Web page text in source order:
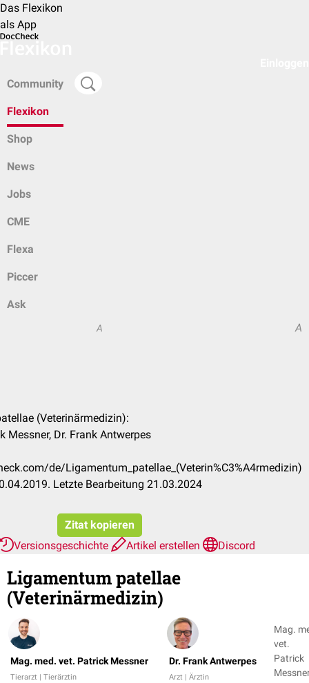
Das Flexikon
als App
Community
Flexikon
Shop
News
Jobs
CME
Flexa
Piccer
Ask
A A
(Veterinärmedizin):
Messner, Dr. Frank Antwerpes
de/Ligamentum_patellae_(Veterin%C3%A4rmedizin)
Letzte Bearbeitung 21.03.2024
Zitat kopieren
Versionsgeschichte
Artikel erstellen Discord
Ligamentum patellae
(Veterinärmedizin)
Mag. med. vet. Patrick Messner
Tierarzt | Tierärztin
Dr. Frank Antwerpes
Arzt | Ärztin
Mag.
vet.
Patrick